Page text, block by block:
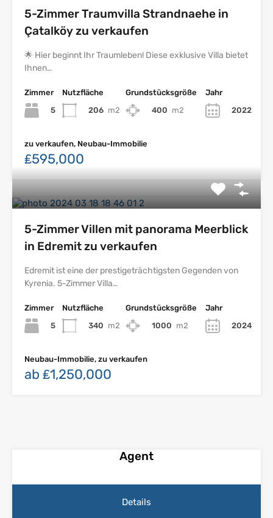
5-Zimmer Traumvilla Strandnaehe in
Çatalköy zu verkaufen
🌟 Hier beginnt Ihr Traumleben! Diese exklusive Villa bietet
Ihnen…
Zimmer
5
Nutzfläche
206 m2
Grundstücksgröße
400 m2
Jahr
2022
zu verkaufen, Neubau-Immobilie
₤595,000
5-Zimmer Villen mit panorama Meerblick
in Edremit zu verkaufen
Edremit ist eine der prestigeträchtigsten Gegenden von
Kyrenia. 5-Zimmer Villa…
Zimmer
5
Nutzfläche
340 m2
Grundstücksgröße
1000 m2
Jahr
2024
Neubau-Immobilie, zu verkaufen
ab ₤1,250,000
Agent
Details